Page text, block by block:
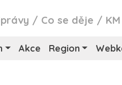
/ Co se děje / KM
Akce Region